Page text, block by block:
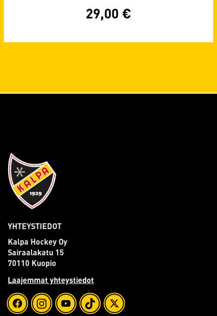
29,00 €
YHTEYSTIEDOT
Kalpa Hockey Oy
Sairaalakatu 15
70110 Kuopio
Laajemmat yhteystiedot